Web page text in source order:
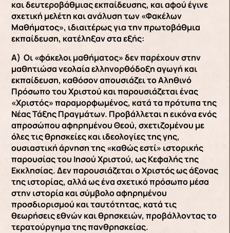
και δευτεροβάθμιας εκπαίδευσης, και αφού έγινε
σχετική μελέτη και ανάλυση των «Φακέλων
Μαθήματος», ιδιαιτέρως για την πρωτοβάθμια
εκπαίδευση, κατέληξαν στα εξής:
Α) Οι «φάκελοι μαθήματος» δεν παρέχουν στην
μαθητιώσα νεολαία ελληνορθόδοξη αγωγή και
εκπαίδευση, καθόσον απουσιάζει το Αληθινό
Πρόσωπο του Χριστού και παρουσιάζεται ένας
«Χριστός» παραμορφωμένος, κατά τα πρότυπα της
Νέας Τάξης Πραγμάτων. Προβάλλεται η εικόνα ενός
απροσώπου αφηρημένου Θεού, σχετιζομένου με
όλες τις θρησκείες και ιδεολογίες της γης,
ουσιαστική άρνηση της «καθώς εστί» ιστορικής
παρουσίας του Ιησού Χριστού, ως Κεφαλής της
Εκκλησίας. Δεν παρουσιάζεται ο Χριστός ως άξονας
της ιστορίας, αλλά ως ένα σχετικό πρόσωπο μέσα
στην ιστορία και σύμβολο αφηρημένου
προσδιορισμού και ταυτότητας, κατά τις
θεωρήσεις εθνών και θρησκειών, προβάλλοντας το
τερατούργημα της πανθρησκείας.